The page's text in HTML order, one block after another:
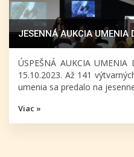
JESENNÁ AUKCIA
ÚSPEŠNÁ AUKCIA UMENIA
15.10.2023. Až 141
umenia sa predalo na
Viac »